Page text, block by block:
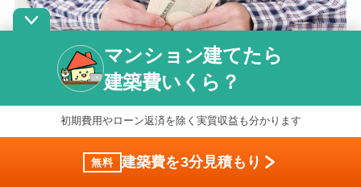
マンション建てたら
建築費いくら？
初期費用やローン返済を除く実質収益も分かります
無料 建築費を3分見積もり